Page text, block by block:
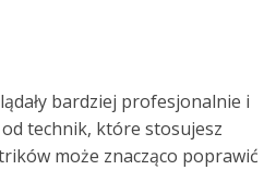
bardziej profesjonalnie i
technik, które stosujesz
może znacząco poprawić